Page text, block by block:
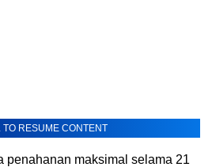
TO RESUME CONTENT
penahanan maksimal selama 21